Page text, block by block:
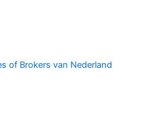
of Brokers van Nederland